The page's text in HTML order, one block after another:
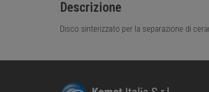
Descrizione
Disco sinterizzato per la separazione di